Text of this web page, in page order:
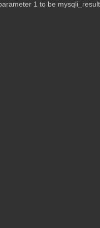
1 to be